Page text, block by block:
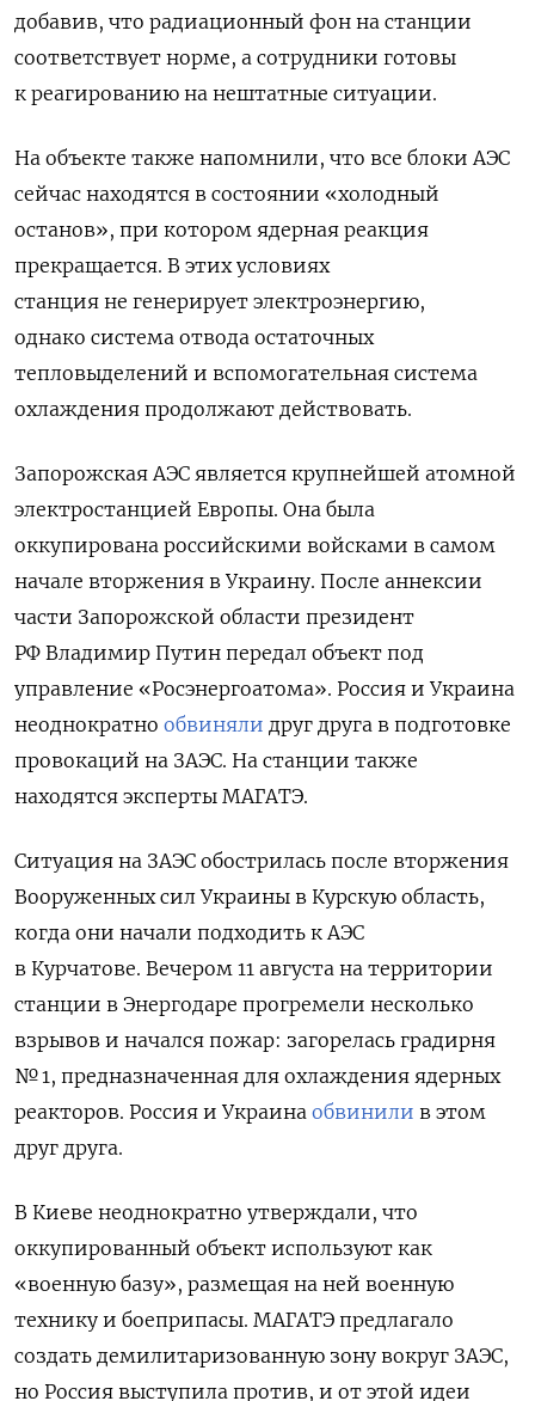
добавив, что радиационный фон на станции
соответствует норме, а сотрудники готовы
к реагированию на нештатные ситуации.
На объекте также напомнили, что все блоки АЭС
сейчас находятся в состоянии «холодный
останов», при котором ядерная реакция
прекращается. В этих условиях
станция не генерирует электроэнергию,
однако система отвода остаточных
тепловыделений и вспомогательная система
охлаждения продолжают действовать.
Запорожская АЭС является крупнейшей атомной
электростанцией Европы. Она была
оккупирована российскими войсками в самом
начале вторжения в Украину. После аннексии
части Запорожской области президент
РФ Владимир Путин передал объект под
управление «Росэнергоатома». Россия и Украина
неоднократно обвиняли друг друга в подготовке
провокаций на ЗАЭС. На станции также
находятся эксперты МАГАТЭ.
Ситуация на ЗАЭС обострилась после вторжения
Вооруженных сил Украины в Курскую область,
когда они начали подходить к АЭС
в Курчатове. Вечером 11 августа на территории
станции в Энергодаре прогремели несколько
взрывов и начался пожар: загорелась градирня
№ 1, предназначенная для охлаждения ядерных
реакторов. Россия и Украина обвинили в этом
друг друга.
В Киеве неоднократно утверждали, что
оккупированный объект используют как
«военную базу», размещая на ней военную
технику и боеприпасы. МАГАТЭ предлагало
создать демилитаризованную зону вокруг ЗАЭС,
но Россия выступила против, и от этой идеи